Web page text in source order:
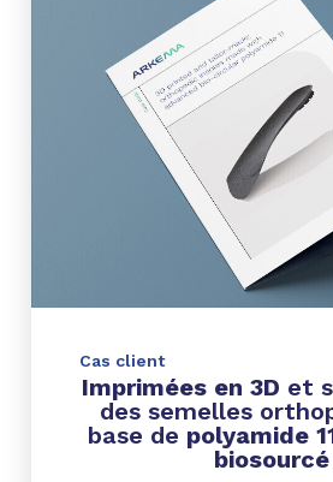
Cas client
Imprimées en 3D et
des semelles
base de polyamide
biosourcé